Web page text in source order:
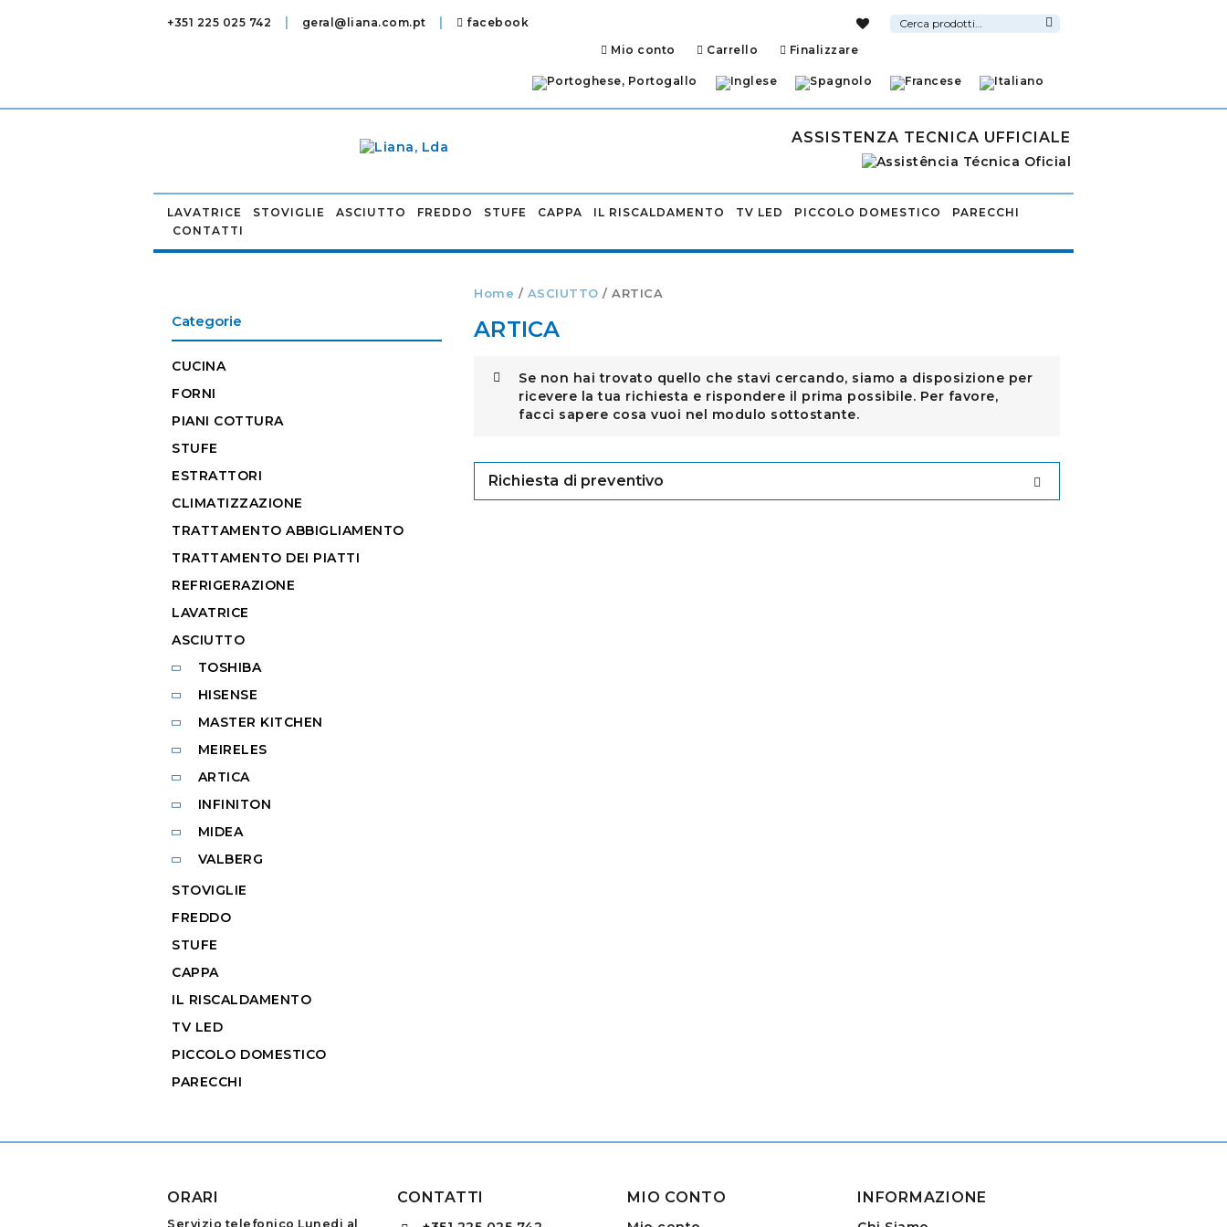
+351 225 025 742 | geral@liana.com.pt | facebook
Cerca:
Mio conto Carrello Finalizzare
ASSISTENZA TECNICA UFFICIALE
LAVATRICE STOVIGLIE ASCIUTTO FREDDO STUFE CAPPA IL RISCALDAMENTO TV LED PICCOLO DOMESTICO
PARECCHI
CONTATTI
Home / ASCIUTTO / ARTICA
ARTICA
Se non hai trovato quello che stavi cercando, siamo a disposizione per
ricevere la tua richiesta e rispondere il prima possibile. Per favore,
facci sapere cosa vuoi nel modulo sottostante.
Richiesta di preventivo
Categorie
CUCINA
FORNI
PIANI COTTURA
STUFE
ESTRATTORI
CLIMATIZZAZIONE
TRATTAMENTO ABBIGLIAMENTO
TRATTAMENTO DEI PIATTI
REFRIGERAZIONE
LAVATRICE
ASCIUTTO
TOSHIBA
HISENSE
MASTER KITCHEN
MEIRELES
ARTICA
INFINITON
MIDEA
VALBERG
STOVIGLIE
FREDDO
STUFE
CAPPA
IL RISCALDAMENTO
TV LED
PICCOLO DOMESTICO
PARECCHI
ORARI
Servizio telefonico Lunedi al
CONTATTI MIO CONTO INFORMAZIONE